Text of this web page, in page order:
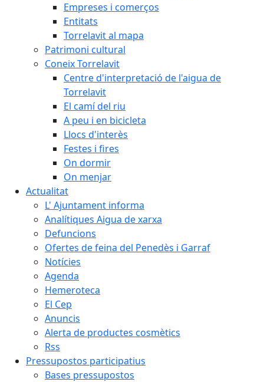
Empreses i comerços
Entitats
Torrelavit al mapa
Patrimoni cultural
Coneix Torrelavit
Centre d'interpretació de l'aigua de
Torrelavit
El camí del riu
A peu i en bicicleta
Llocs d'interès
Festes i fires
On dormir
On menjar
Actualitat
L' Ajuntament informa
Analítiques Aigua de xarxa
Defuncions
Ofertes de feina del Penedès i Garraf
Notícies
Agenda
Hemeroteca
El Cep
Anuncis
Alerta de productes cosmètics
Rss
Pressupostos participatius
Bases pressupostos